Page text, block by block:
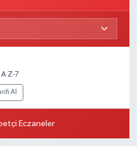
A Z-7
Al
Eczaneler